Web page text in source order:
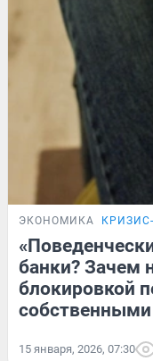
ЭКОНОМИКА
банки? Зачем
блокировкой
15 января, 2026, 07:30